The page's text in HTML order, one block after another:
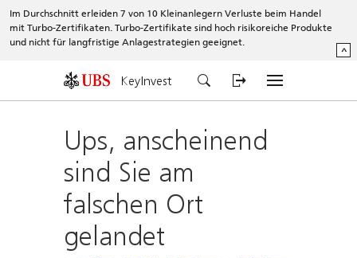
Im Durchschnitt erleiden 7 von 10 Kleinanlegern Verluste beim Handel
mit Turbo-Zertifikaten. Turbo-Zertifikate sind hoch risikoreiche Produkte
und nicht für langfristige Anlagestrategien geeignet.
^
KeyInvest
Ups, anscheinend
sind Sie am
falschen Ort
gelandet